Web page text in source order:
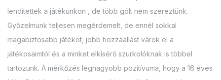
lendítettek a játékunkon , de több gólt nem szereztünk.
Győzelmünk teljesen megérdemelt, de ennél sokkal
magabiztosabb játékot, jobb hozzáállást várok el a
játékosaimtól és a minket elkísérő szurkolóknak is többel
tartozunk. A mérkőzés legnagyobb pozitívuma, hogy a 16 éves